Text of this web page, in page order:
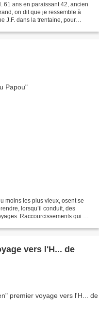
61 ans en paraissant 42, ancien
on dit que je ressemble à
J.F. dans la trentaine, pour
moins les plus vieux, osent se
lorsqu’il conduit, des
Raccourcissements qui se
vers l'H... de